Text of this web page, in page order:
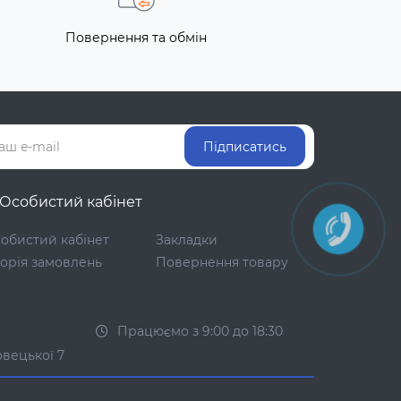
Повернення та обмін
Підписатись
кабінет
кабінет
замовлень
Закладки
Повернення товару
7
Працюємо з 9:00 до 18:30